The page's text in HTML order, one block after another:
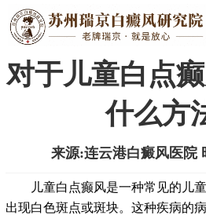
医院新闻 | 白癜
对于儿童白点
什么方
来源:连云港白癜风医院
儿童白点癫风是一种常见的儿童
出现白色斑点或斑块。这种疾病的